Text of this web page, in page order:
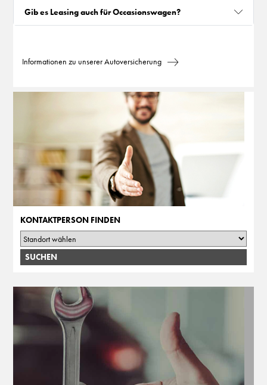
Gib es Leasing auch für Occasionswagen?
Informationen zu unserer Autoversicherung
KONTAKTPERSON FINDEN